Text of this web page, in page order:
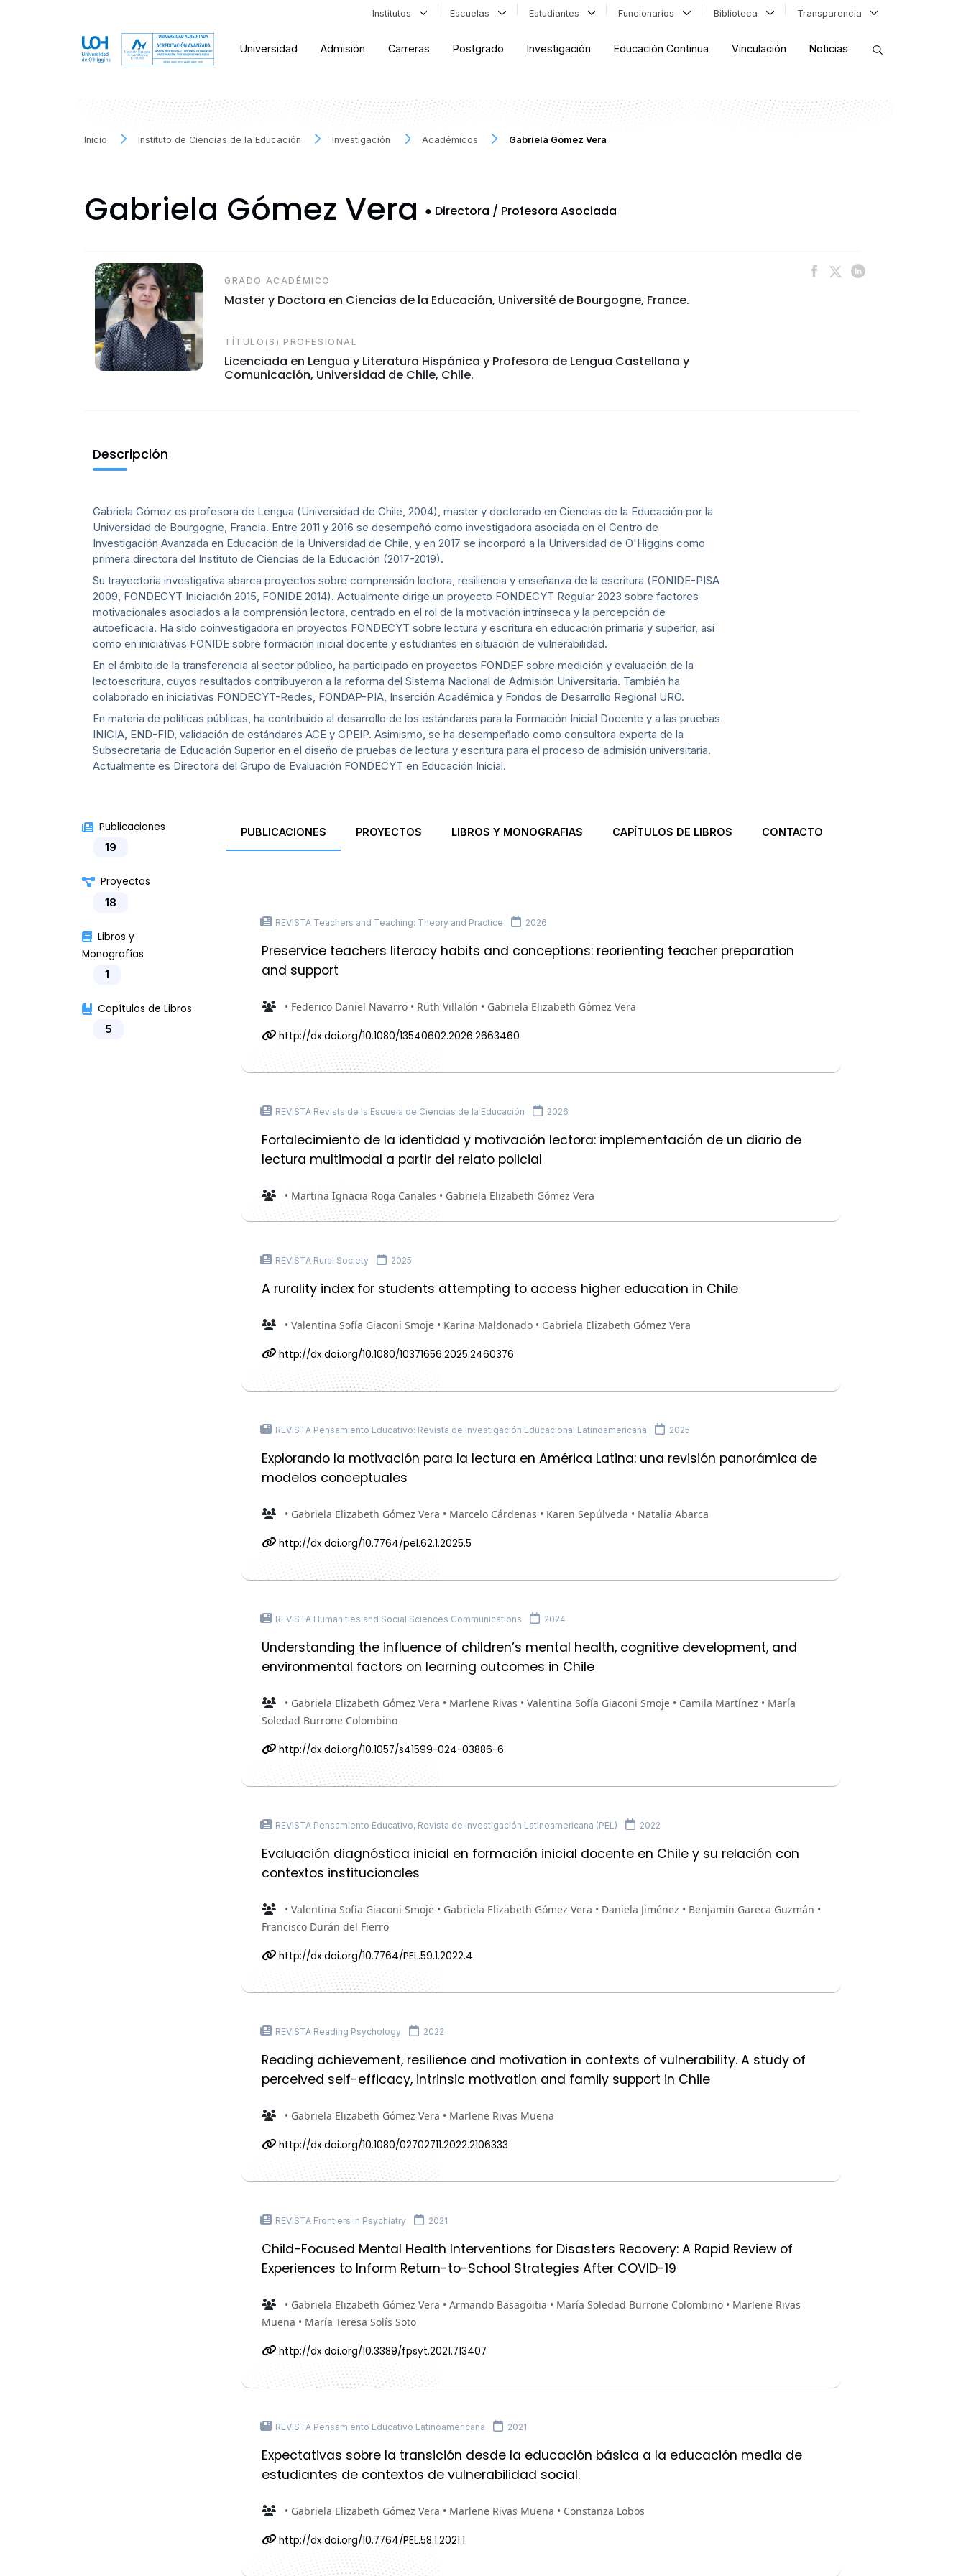
Institutos Escuelas Estudiantes Funcionarios Biblioteca Transparencia
Universidad Admisión Carreras Postgrado Investigación Educación Continua Vinculación Noticias
Inicio Instituto de Ciencias de la Educación Investigación Académicos Gabriela Gómez Vera
Gabriela Gómez Vera ● Directora / Profesora Asociada
GRADO ACADÉMICO
Master y Doctora en Ciencias de la Educación, Université de Bourgogne, France.
TÍTULO(S) PROFESIONAL
Licenciada en Lengua y Literatura Hispánica y Profesora de Lengua Castellana y
Comunicación, Universidad de Chile, Chile.
Descripción
Gabriela Gómez es profesora de Lengua (Universidad de Chile, 2004), master y doctorado en Ciencias de la Educación por la
Universidad de Bourgogne, Francia. Entre 2011 y 2016 se desempeñó como investigadora asociada en el Centro de
Investigación Avanzada en Educación de la Universidad de Chile, y en 2017 se incorporó a la Universidad de O'Higgins como
primera directora del Instituto de Ciencias de la Educación (2017-2019).
Su trayectoria investigativa abarca proyectos sobre comprensión lectora, resiliencia y enseñanza de la escritura (FONIDE-PISA
2009, FONDECYT Iniciación 2015, FONIDE 2014). Actualmente dirige un proyecto FONDECYT Regular 2023 sobre factores
motivacionales asociados a la comprensión lectora, centrado en el rol de la motivación intrínseca y la percepción de
autoeficacia. Ha sido coinvestigadora en proyectos FONDECYT sobre lectura y escritura en educación primaria y superior, así
como en iniciativas FONIDE sobre formación inicial docente y estudiantes en situación de vulnerabilidad.
En el ámbito de la transferencia al sector público, ha participado en proyectos FONDEF sobre medición y evaluación de la
lectoescritura, cuyos resultados contribuyeron a la reforma del Sistema Nacional de Admisión Universitaria. También ha
colaborado en iniciativas FONDECYT-Redes, FONDAP-PIA, Inserción Académica y Fondos de Desarrollo Regional URO.
En materia de políticas públicas, ha contribuido al desarrollo de los estándares para la Formación Inicial Docente y a las pruebas
INICIA, END-FID, validación de estándares ACE y CPEIP. Asimismo, se ha desempeñado como consultora experta de la
Subsecretaría de Educación Superior en el diseño de pruebas de lectura y escritura para el proceso de admisión universitaria.
Actualmente es Directora del Grupo de Evaluación FONDECYT en Educación Inicial.
Publicaciones
19
Proyectos
18
Libros y
Monografías
1
Capítulos de Libros
5
PUBLICACIONES PROYECTOS LIBROS Y MONOGRAFIAS CAPÍTULOS DE LIBROS CONTACTO
REVISTA Teachers and Teaching: Theory and Practice 2026
Preservice teachers literacy habits and conceptions: reorienting teacher preparation
and support
• Federico Daniel Navarro • Ruth Villalón • Gabriela Elizabeth Gómez Vera
http://dx.doi.org/10.1080/13540602.2026.2663460
REVISTA Revista de la Escuela de Ciencias de la Educación 2026
Fortalecimiento de la identidad y motivación lectora: implementación de un diario de
lectura multimodal a partir del relato policial
• Martina Ignacia Roga Canales • Gabriela Elizabeth Gómez Vera
REVISTA Rural Society 2025
A rurality index for students attempting to access higher education in Chile
• Valentina Sofía Giaconi Smoje • Karina Maldonado • Gabriela Elizabeth Gómez Vera
http://dx.doi.org/10.1080/10371656.2025.2460376
REVISTA Pensamiento Educativo: Revista de Investigación Educacional Latinoamericana 2025
Explorando la motivación para la lectura en América Latina: una revisión panorámica de
modelos conceptuales
• Gabriela Elizabeth Gómez Vera • Marcelo Cárdenas • Karen Sepúlveda • Natalia Abarca
http://dx.doi.org/10.7764/pel.62.1.2025.5
REVISTA Humanities and Social Sciences Communications 2024
Understanding the influence of children’s mental health, cognitive development, and
environmental factors on learning outcomes in Chile
• Gabriela Elizabeth Gómez Vera • Marlene Rivas • Valentina Sofía Giaconi Smoje • Camila Martínez • María
Soledad Burrone Colombino
http://dx.doi.org/10.1057/s41599-024-03886-6
REVISTA Pensamiento Educativo, Revista de Investigación Latinoamericana (PEL) 2022
Evaluación diagnóstica inicial en formación inicial docente en Chile y su relación con
contextos institucionales
• Valentina Sofía Giaconi Smoje • Gabriela Elizabeth Gómez Vera • Daniela Jiménez • Benjamín Gareca Guzmán •
Francisco Durán del Fierro
http://dx.doi.org/10.7764/PEL.59.1.2022.4
REVISTA Reading Psychology 2022
Reading achievement, resilience and motivation in contexts of vulnerability. A study of
perceived self-efficacy, intrinsic motivation and family support in Chile
• Gabriela Elizabeth Gómez Vera • Marlene Rivas Muena
http://dx.doi.org/10.1080/02702711.2022.2106333
REVISTA Frontiers in Psychiatry 2021
Child-Focused Mental Health Interventions for Disasters Recovery: A Rapid Review of
Experiences to Inform Return-to-School Strategies After COVID-19
• Gabriela Elizabeth Gómez Vera • Armando Basagoitia • María Soledad Burrone Colombino • Marlene Rivas
Muena • María Teresa Solís Soto
http://dx.doi.org/10.3389/fpsyt.2021.713407
REVISTA Pensamiento Educativo Latinoamericana 2021
Expectativas sobre la transición desde la educación básica a la educación media de
estudiantes de contextos de vulnerabilidad social.
• Gabriela Elizabeth Gómez Vera • Marlene Rivas Muena • Constanza Lobos
http://dx.doi.org/10.7764/PEL.58.1.2021.1